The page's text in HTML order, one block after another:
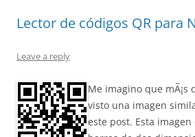
Lector de códigos QR para
Leave a reply
Me imagino que mÃ¡s
visto una imagen
este post. Esta imagen